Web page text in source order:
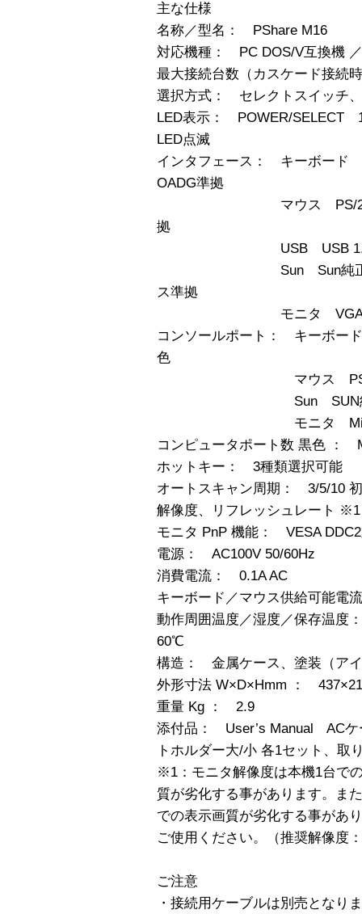
主な仕様
名称／型名： PShare M16
対応機種： PC DOS/V互換機
最大接続台数（カスケード接続
選択方式： セレクトスイッチ
LED表示： POWER/SELECT
LED点滅
インタフェース： キーボード
OADG準拠
マウス PS/2マウス・
拠
USB USB 1.1
Sun Sun純正キーボ
ス準拠
モニタ VGAモニタ
コンソールポート： キーボー
色
マウス PS/2、Mini
Sun SUN純正、Mini
モニタ Mini D-SUB
コンピュータポート数 黒色 ：
ホットキー： 3種類選択可能
オートスキャン周期： 3/5/10
解像度、リフレッシュレート
モニタ PnP 機能： VESA
電源： AC100V 50/60Hz
消費電流： 0.1A AC
キーボード／マウス供給可能電
動作周囲温度／湿度／保存温
60℃
構造： 金属ケース、塗装（ア
外形寸法 W×D×Hmm ：
重量 Kg ： 2.9
添付品： User’s Manual ACケ
トホルダー大/小 各1セット、取
※1：モニタ解像度は本機1台で
質が劣化する事があります。ま
での表示画質が劣化する事があ
ご使用ください。（推奨解像度
ご注意
・接続用ケーブルは別売となり